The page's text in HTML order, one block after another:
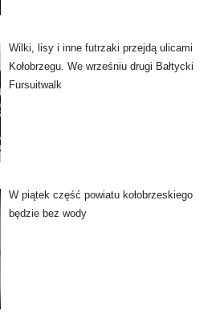
Wilki, lisy i inne futrzaki przejdą ulicami
Kołobrzegu. We wrześniu drugi Bałtycki
Fursuitwalk
W piątek część powiatu kołobrzeskiego
będzie bez wody